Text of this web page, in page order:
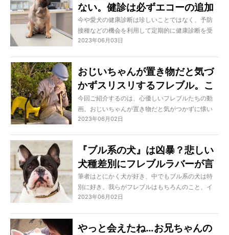
ない。健診は必ずエコーの追加
を。[特集：ミドルシニアLIFE]
今や愛犬の健康診断は珍しいことではなく、予防
接種などの機会を利用して定期的に健康診断を受
けてますよ〜。というフレブルオーナーさんが多
意識も高めだと思います。筆者はこの7月に9歳を
迎える愛ブヒと暮らしていますが、彼も半年に1回
は健康診断を受けるブヒのひとり。先日も狂犬病
予防接種のついでに検診を受けたのですが、その
時にエコー検査の重要性を痛感した出来事があり
2023年06月03日
おじいちゃんが置き物だと気づ
かずスリスリするフレブル。こ
れぞおとぼけの極み【動画】
今回ご紹介するのは、心優しいフレブルたちの動
画。おじいちゃんが置き物だと気がつかずに懐い
ているフレブル。だけど動かないので「大丈
2023年06月02日
『ブル系の犬』は凶暴？悲しい
犬種差別にフレブルラバーが言
いたい。
筆者はとにかく犬が好き、中でもブル系の犬は特
別に好き。我らがフレブルはもちろんのこと、イ
ングリッシュブルにブルテリア、アメリカンブリ
ルを教えれば決して怖い犬種ではない。けれども
2023年06月02日
やっと会えたね…お兄ちゃんの